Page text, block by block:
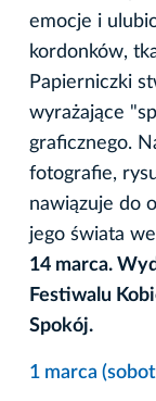
emocje i
kordonków,
Papierniczki
wyrażające
graficznego.
fotografie,
nawiązuje do
jego świata
14 marca.
Festiwalu
Spokój.
1 marca